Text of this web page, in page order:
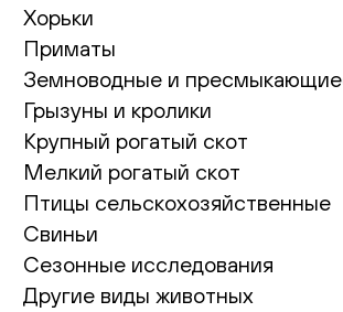
Хорьки
Приматы
Земноводные и
Грызуны и кролики
Крупный рогатый скот
Мелкий рогатый скот
Птицы сельскохозяйственные
Свиньи
Сезонные исследования
Другие виды животных